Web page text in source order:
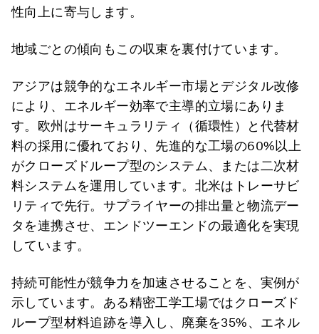
性向上に寄与します。
地域ごとの傾向もこの収束を裏付けています。
アジアは競争的なエネルギー市場とデジタル改修
により、エネルギー効率で主導的立場にありま
す。欧州はサーキュラリティ（循環性）と代替材
料の採用に優れており、先進的な工場の60%以上
がクローズドループ型のシステム、または二次材
料システムを運用しています。北米はトレーサビ
リティで先行。サプライヤーの排出量と物流デー
タを連携させ、エンドツーエンドの最適化を実現
しています。
持続可能性が競争力を加速させることを、実例が
示しています。ある精密工学工場ではクローズド
ループ型材料追跡を導入し、廃棄を35%、エネル